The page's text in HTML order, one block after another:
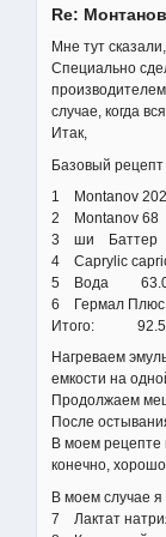
Re:
Мне тут
Специально
случае, когда
Итак,
Базовый
1 Montanov
2 Montanov
3 ши Баттер
4 Caprylic
5 Вода
6 Гермал
Итого:
Нагреваем
емкости на
Продолжаем
После
В моем рецепте
конечно,
В моем случае я
7 Лактат